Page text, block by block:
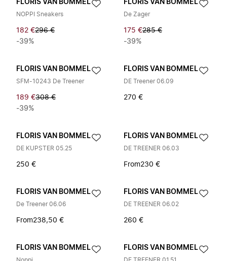
FLORIS VAN BOMMEL
NOPPI Sneakers
182 €296 €
-39%
FLORIS VAN BOMMEL
De Zager
175 €285 €
-39%
FLORIS VAN BOMMEL
SFM-10243 De Treener
189 €308 €
-39%
FLORIS VAN BOMMEL
DE Treener 06.09
270 €
FLORIS VAN BOMMEL
DE KUPSTER 05.25
250 €
FLORIS VAN BOMMEL
DE TREENER 06.03
From230 €
FLORIS VAN BOMMEL
De Treener 06.06
From238,50 €
FLORIS VAN BOMMEL
DE TREENER 06.02
260 €
FLORIS VAN BOMMEL FLORIS VAN BOMMEL